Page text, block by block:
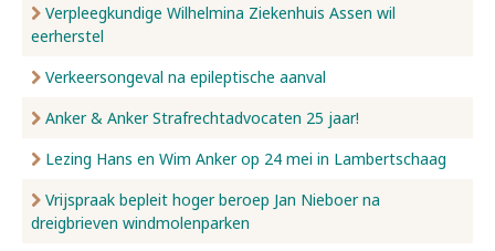
Verpleegkundige Wilhelmina Ziekenhuis Assen wil
eerherstel
Verkeersongeval na epileptische aanval
Anker & Anker Strafrechtadvocaten 25 jaar!
Lezing Hans en Wim Anker op 24 mei in Lambertschaag
Vrijspraak bepleit hoger beroep Jan Nieboer na
dreigbrieven windmolenparken